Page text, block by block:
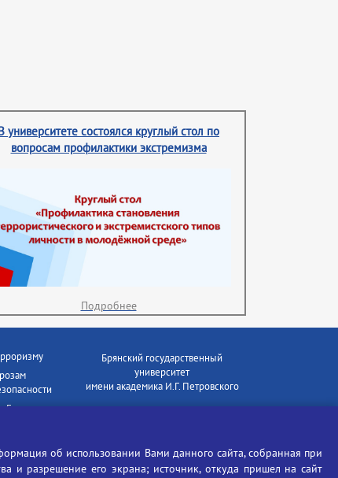
университете состоялся круглый стол по
вопросам профилактики экстремизма
Подробнее
Брянский государственный
университет
имени академика И.Г. Петровского
Телефон: +7(4832)58-90-85
об использовании Вами данного сайта, собранная при
и разрешение его экрана; источник, откуда пришел на сайт